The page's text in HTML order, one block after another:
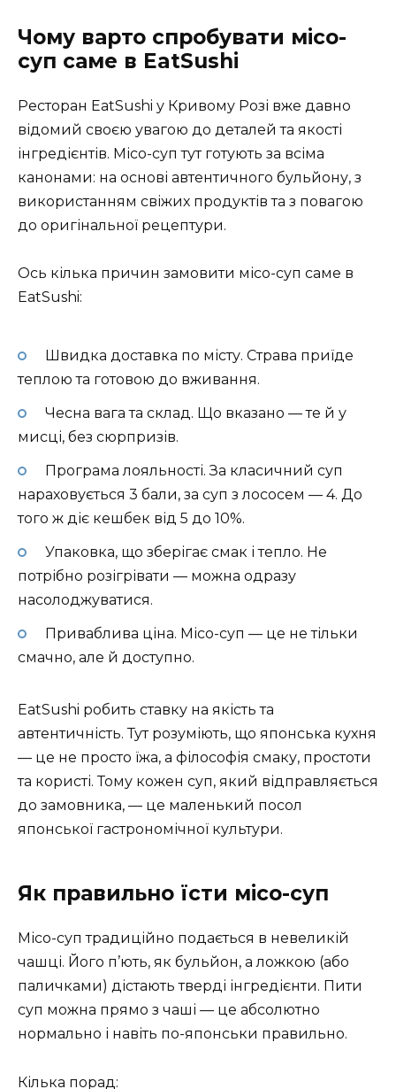
Чому варто спробувати місо-
суп саме в EatSushi
Ресторан EatSushi у Кривому Розі вже давно
відомий своєю увагою до деталей та якості
інгредієнтів. Місо-суп тут готують за всіма
канонами: на основі автентичного бульйону, з
використанням свіжих продуктів та з повагою
до оригінальної рецептури.
Ось кілька причин замовити місо-суп саме в
EatSushi:
Швидка доставка по місту. Страва приїде
теплою та готовою до вживання.
Чесна вага та склад. Що вказано — те й у
мисці, без сюрпризів.
Програма лояльності. За класичний суп
нараховується 3 бали, за суп з лососем — 4. До
того ж діє кешбек від 5 до 10%.
Упаковка, що зберігає смак і тепло. Не
потрібно розігрівати — можна одразу
насолоджуватися.
Приваблива ціна. Місо-суп — це не тільки
смачно, але й доступно.
EatSushi робить ставку на якість та
автентичність. Тут розуміють, що японська кухня
— це не просто їжа, а філософія смаку, простоти
та користі. Тому кожен суп, який відправляється
до замовника, — це маленький посол
японської гастрономічної культури.
Як правильно їсти місо-суп
Місо-суп традиційно подається в невеликій
чашці. Його п’ють, як бульйон, а ложкою (або
паличками) дістають тверді інгредієнти. Пити
суп можна прямо з чаші — це абсолютно
нормально і навіть по-японськи правильно.
Кілька порад: